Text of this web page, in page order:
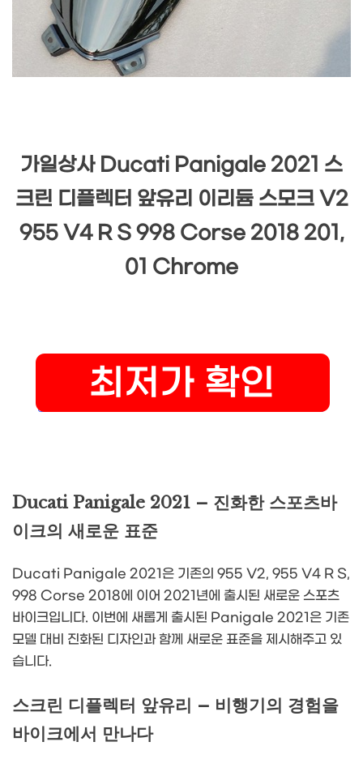
가일상사 Ducati Panigale 2021 스
크린 디플렉터 앞유리 이리듐 스모크 V2
955 V4 R S 998 Corse 2018 201,
01 Chrome
Ducati Panigale 2021 – 진화한 스포츠바
이크의 새로운 표준
Ducati Panigale 2021은 기존의 955 V2, 955 V4 R S,
998 Corse 2018에 이어 2021년에 출시된 새로운 스포츠
바이크입니다. 이번에 새롭게 출시된 Panigale 2021은 기존
모델 대비 진화된 디자인과 함께 새로운 표준을 제시해주고 있
습니다.
스크린 디플렉터 앞유리 – 비행기의 경험을
바이크에서 만나다